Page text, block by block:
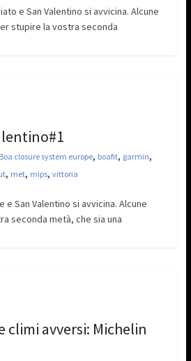
e San Valentino si avvicina. Alcune
stupire la vostra seconda
Boa closure system europe, boafit, garmin,
, met, mips, vittoria
San Valentino si avvicina. Alcune
seconda metà, che sia una
climi avversi: Michelin